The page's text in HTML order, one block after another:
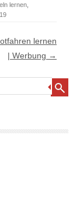
lernen
lernen
| Werbung →